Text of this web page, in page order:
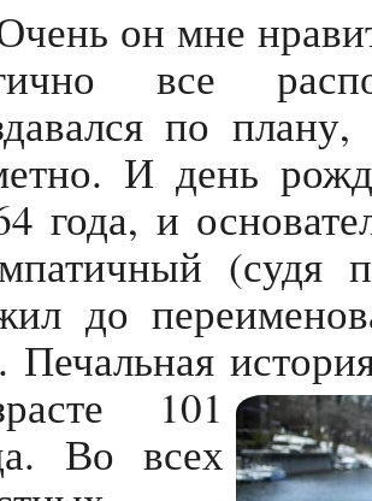
он мне
все
по
И день
года, и
(судя
до
Печальная
101
Во всех